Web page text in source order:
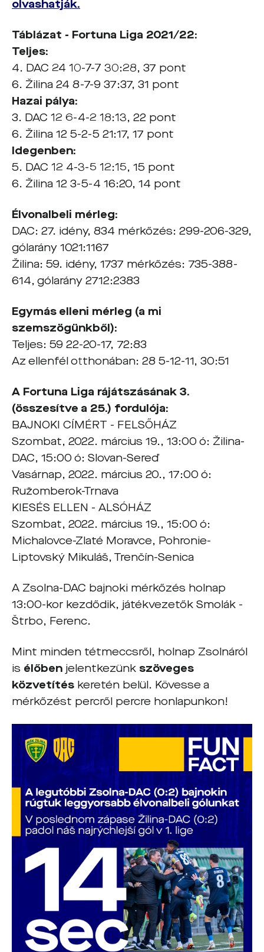
olvashatják.
Táblázat - Fortuna Liga 2021/22:
Teljes:
4. DAC 24 10-7-7 30:28, 37 pont
6. Žilina 24 8-7-9 37:37, 31 pont
Hazai pálya:
3. DAC 12 6-4-2 18:13, 22 pont
6. Žilina 12 5-2-5 21:17, 17 pont
Idegenben:
5. DAC 12 4-3-5 12:15, 15 pont
6. Žilina 12 3-5-4 16:20, 14 pont
Élvonalbeli mérleg:
DAC: 27. idény, 834 mérkőzés: 299-206-329,
gólarány 1021:1167
Žilina: 59. idény, 1737 mérkőzés: 735-388-
614, gólarány 2712:2383
Egymás elleni mérleg (a mi
szemszögünkből):
Teljes: 59 22-20-17, 72:83
Az ellenfél otthonában: 28 5-12-11, 30:51
A Fortuna Liga rájátszásának 3.
(összesítve a 25.) fordulója:
BAJNOKI CÍMÉRT - FELSŐHÁZ
Szombat, 2022. március 19., 13:00 ó: Žilina-
DAC, 15:00 ó: Slovan-Sereď
Vasárnap, 2022. március 20., 17:00 ó:
Ružomberok-Trnava
KIESÉS ELLEN - ALSÓHÁZ
Szombat, 2022. március 19., 15:00 ó:
Michalovce-Zlaté Moravce, Pohronie-
Liptovský Mikuláš, Trenčín-Senica
A Zsolna-DAC bajnoki mérkőzés holnap
13:00-kor kezdődik, játékvezetők Smolák -
Štrbo, Ferenc.
Mint minden tétmeccsről, holnap Zsolnáról
is élőben jelentkezünk szöveges
közvetítés keretén belül. Kövesse a
mérkőzést percről percre honlapunkon!